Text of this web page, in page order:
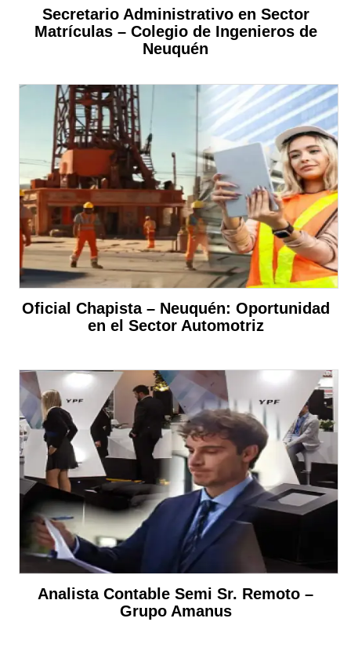
Secretario Administrativo en Sector
Matrículas – Colegio de Ingenieros de
Neuquén
Oficial Chapista – Neuquén: Oportunidad
en el Sector Automotriz
Analista Contable Semi Sr. Remoto –
Grupo Amanus